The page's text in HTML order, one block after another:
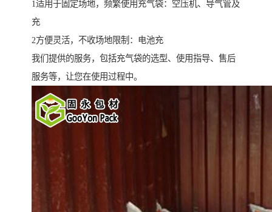
1适用于固定场地，频繁使用充气袋：空压机、导气管及
充
2方便灵活，不收场地限制：电池充
我们提供的服务，包括充气袋的选型、使用指导、售后
服务等，让您在使用过程中。